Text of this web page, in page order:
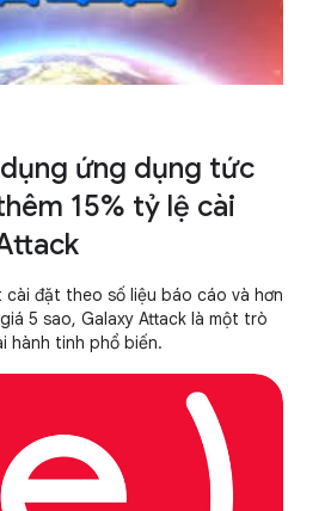
ứng dụng tức
15% tỷ lệ cài
đặt theo số liệu báo cáo và hơn
5 sao, Galaxy Attack là một trò
hành tinh phổ biến.